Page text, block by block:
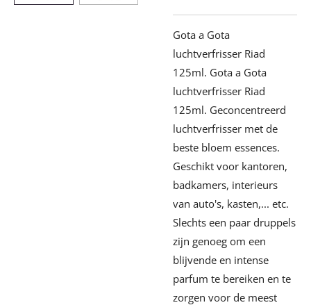
Gota a Gota
luchtverfrisser Riad
125ml. Gota a Gota
luchtverfrisser Riad
125ml. Geconcentreerd
luchtverfrisser met de
beste bloem essences.
Geschikt voor kantoren,
badkamers, interieurs
van auto's, kasten,... etc.
Slechts een paar druppels
zijn genoeg om een
blijvende en intense
parfum te bereiken en te
zorgen voor de meest